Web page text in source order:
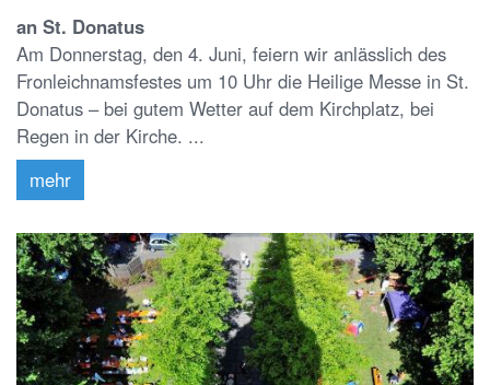
an St. Donatus
Am Donnerstag, den 4. Juni, feiern wir anlässlich des
Fronleichnamsfestes um 10 Uhr die Heilige Messe in St.
Donatus – bei gutem Wetter auf dem Kirchplatz, bei
Regen in der Kirche. ...
mehr